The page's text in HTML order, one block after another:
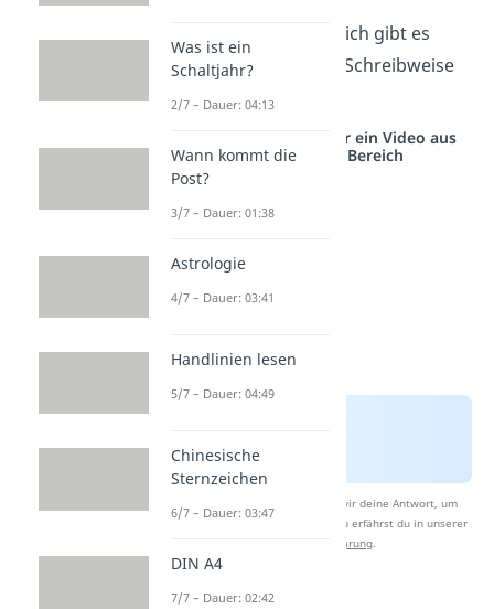
In Bayern und Österreich gibt es
zudem die alternative Schreibweise
detto“.
Studyflix vernetzt: Hier ein Video aus
einem anderen Bereich
Nach Beantwortung speichern wir deine Antwort, um
Studyflix zu verbessern. Mehr dazu erfährst du in unserer
Datenschutzerklärung.
Was ist ein
Schaltjahr?
2/7 – Dauer: 04:13
Wann kommt die
Post?
3/7 – Dauer: 01:38
Astrologie
4/7 – Dauer: 03:41
Handlinien lesen
5/7 – Dauer: 04:49
Chinesische
Sternzeichen
6/7 – Dauer: 03:47
DIN A4
7/7 – Dauer: 02:42